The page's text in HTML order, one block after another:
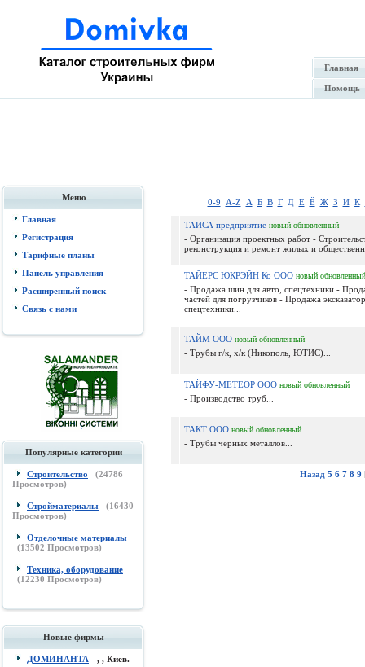
Главная
Помощь
Меню
Главная
Регистрация
Тарифные планы
Панель управления
Расширенный поиск
Связь с нами
Популярные категории
Строительство (24786
Просмотров)
Стройматериалы (16430
Просмотров)
Отделочные материалы
(13502 Просмотров)
Техника, оборудование
(12230 Просмотров)
Новые фирмы
ДОМИНАНТА - , , Киев.
0-9 A-Z А Б В Г Д Е Ё Ж З И К
ТАИСА предприятие новый обновленный
- Организация проектных работ -
реконструкция и ремонт жилых и
ТАЙЕРС ЮКРЭЙН Ко ООО новый обновленный
- Продажа шин для авто, спецтехники -
частей для погрузчиков - Продажа
спецтехники...
ТАЙМ ООО новый обновленный
- Трубы г/к, х/к (Никополь, ЮТИС)...
ТАЙФУ-МЕТЕОР ООО новый обновленный
- Производство труб...
ТАКТ ООО новый обновленный
- Трубы черных металлов...
Назад 5 6 7 8 9